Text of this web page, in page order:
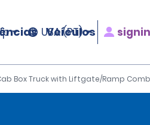
Veículos
USA (PT)
Box Truck with Liftgate/Ramp